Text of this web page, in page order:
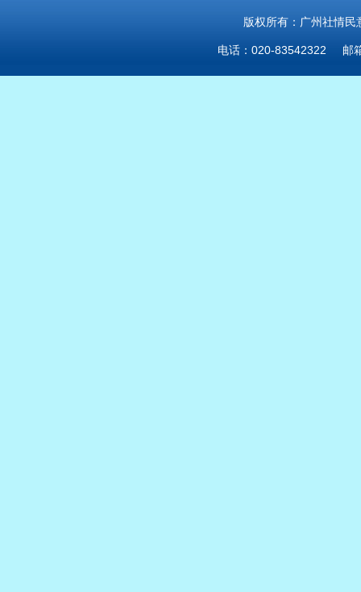
版权所有：广州社情民
电话：020-83542322 邮